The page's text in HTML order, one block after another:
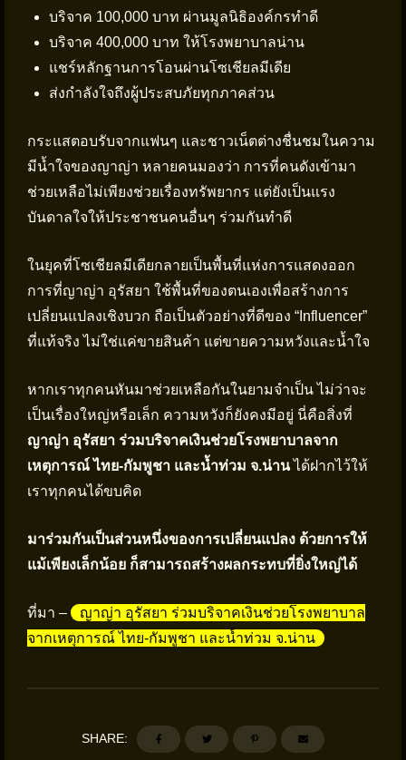
บริจาค 100,000 บาท ผ่านมูลนิธิองค์กรทำดี
บริจาค 400,000 บาท ให้โรงพยาบาลน่าน
แชร์หลักฐานการโอนผ่านโซเชียลมีเดีย
ส่งกำลังใจถึงผู้ประสบภัยทุกภาคส่วน
กระแสตอบรับจากแฟนๆ และชาวเน็ตต่างชื่นชมในความ
มีน้ำใจของญาญ่า หลายคนมองว่า การที่คนดังเข้ามา
ช่วยเหลือไม่เพียงช่วยเรื่องทรัพยากร แต่ยังเป็นแรง
บันดาลใจให้ประชาชนคนอื่นๆ ร่วมกันทำดี
ในยุคที่โซเชียลมีเดียกลายเป็นพื้นที่แห่งการแสดงออก
การที่ญาญ่า อุรัสยา ใช้พื้นที่ของตนเองเพื่อสร้างการ
เปลี่ยนแปลงเชิงบวก ถือเป็นตัวอย่างที่ดีของ “Influencer”
ที่แท้จริง ไม่ใช่แค่ขายสินค้า แต่ขายความหวังและน้ำใจ
หากเราทุกคนหันมาช่วยเหลือกันในยามจำเป็น ไม่ว่าจะ
เป็นเรื่องใหญ่หรือเล็ก ความหวังก็ยังคงมีอยู่ นี่คือสิ่งที่
ญาญ่า อุรัสยา ร่วมบริจาคเงินช่วยโรงพยาบาลจาก
เหตุการณ์ ไทย-กัมพูชา และน้ำท่วม จ.น่านได้ฝากไว้ให้
เราทุกคนได้ขบคิด
มาร่วมกันเป็นส่วนหนึ่งของการเปลี่ยนแปลง ด้วยการให้
แม้เพียงเล็กน้อย ก็สามารถสร้างผลกระทบที่ยิ่งใหญ่ได้
ที่มา –
ญาญ่า อุรัสยา ร่วมบริจาคเงินช่วยโรงพยาบาล
จากเหตุการณ์ ไทย-กัมพูชา และน้ำท่วม จ.น่าน
SHARE: